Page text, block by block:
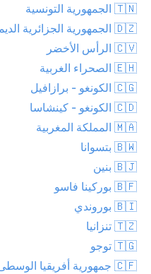
🇹🇳 الجمهورية التونسية
🇩🇿 الجمهورية الجزائرية الديمقراطية الشعبية
🇨🇻 الرأس الأخضر
🇪🇭 الصحراء الغربية
🇨🇬 الكونغو - برازافيل
🇨🇩 الكونغو - كينشاسا
🇲🇦 المملكة المغربية
🇧🇼 بتسوانا
🇧🇯 بنين
🇧🇫 بوركينا فاسو
🇧🇮 بوروندي
🇹🇿 تنزانيا
🇹🇬 توجو
🇨🇫 جمهورية أفريقيا الوسطى